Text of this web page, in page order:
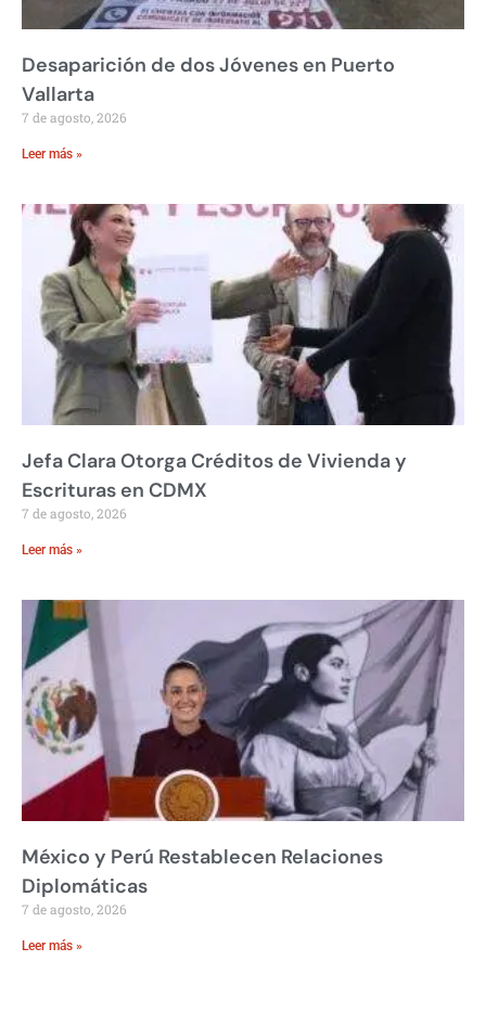
Desaparición de dos Jóvenes en Puerto
Vallarta
7 de agosto, 2026
Leer más »
Jefa Clara Otorga Créditos de Vivienda y
Escrituras en CDMX
7 de agosto, 2026
Leer más »
México y Perú Restablecen Relaciones
Diplomáticas
7 de agosto, 2026
Leer más »